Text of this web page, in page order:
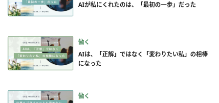
AIが私にくれたのは、「最初の一歩」だった
働く
AIは、「正解」ではなく「変わりたい私」の相棒
になった
働く